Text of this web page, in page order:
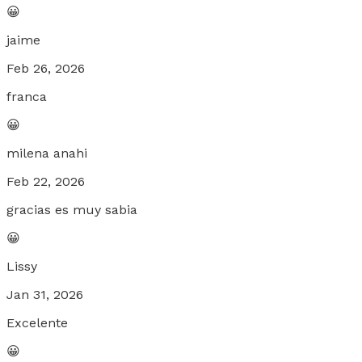
😀
jaime
Feb 26, 2026
franca
😀
milena anahi
Feb 22, 2026
gracias es muy sabia
😀
Lissy
Jan 31, 2026
Excelente
😀